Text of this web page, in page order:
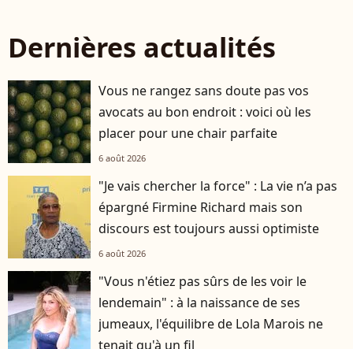
Dernières actualités
Vous ne rangez sans doute pas vos
avocats au bon endroit : voici où les
placer pour une chair parfaite
6 août 2026
"Je vais chercher la force" : La vie n’a pas
épargné Firmine Richard mais son
discours est toujours aussi optimiste
6 août 2026
"Vous n'étiez pas sûrs de les voir le
lendemain" : à la naissance de ses
jumeaux, l'équilibre de Lola Marois ne
tenait qu'à un fil